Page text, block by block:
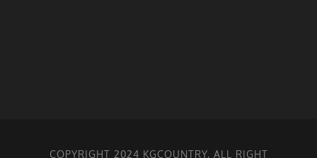
COPYRIGHT 2024 KGCOUNTRY, ALL RIGHT